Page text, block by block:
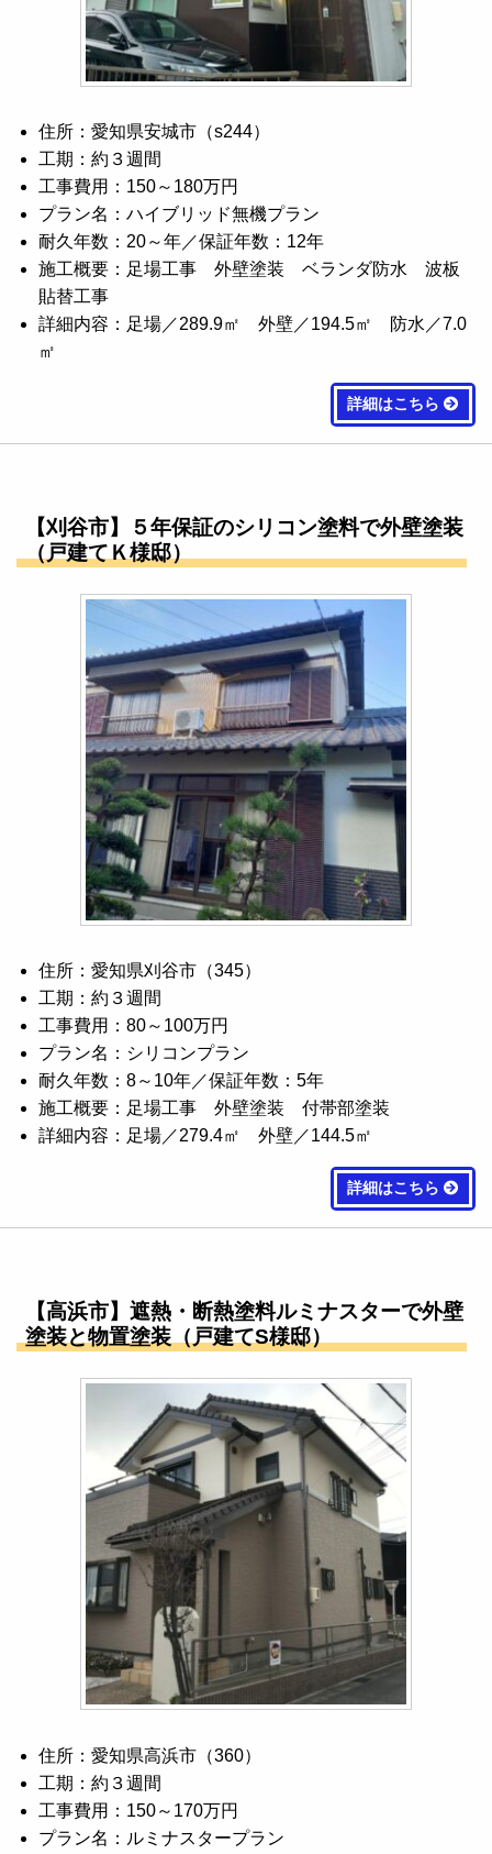
住所：愛知県安城市（s244）
工期：約３週間
工事費用：150～180万円
プラン名：ハイブリッド無機プラン
耐久年数：20～年／保証年数：12年
施工概要：足場工事 外壁塗装 ベランダ防水 波板
貼替工事
詳細内容：足場／289.9㎡ 外壁／194.5㎡ 防水／7.0
㎡
詳細はこちら
【刈谷市】５年保証のシリコン塗料で外壁塗装
（戸建てＫ様邸）
住所：愛知県刈谷市（345）
工期：約３週間
工事費用：80～100万円
プラン名：シリコンプラン
耐久年数：8～10年／保証年数：5年
施工概要：足場工事 外壁塗装 付帯部塗装
詳細内容：足場／279.4㎡ 外壁／144.5㎡
詳細はこちら
【高浜市】遮熱・断熱塗料ルミナスターで外壁
塗装と物置塗装（戸建てS様邸）
住所：愛知県高浜市（360）
工期：約３週間
工事費用：150～170万円
プラン名：ルミナスタープラン